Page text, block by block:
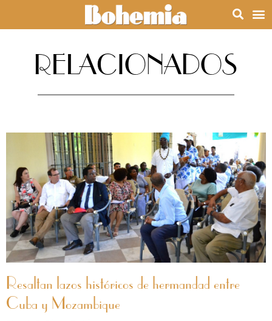
RELACIONADOS
Resaltan lazos históricos de hermandad entre
Cuba y Mozambique